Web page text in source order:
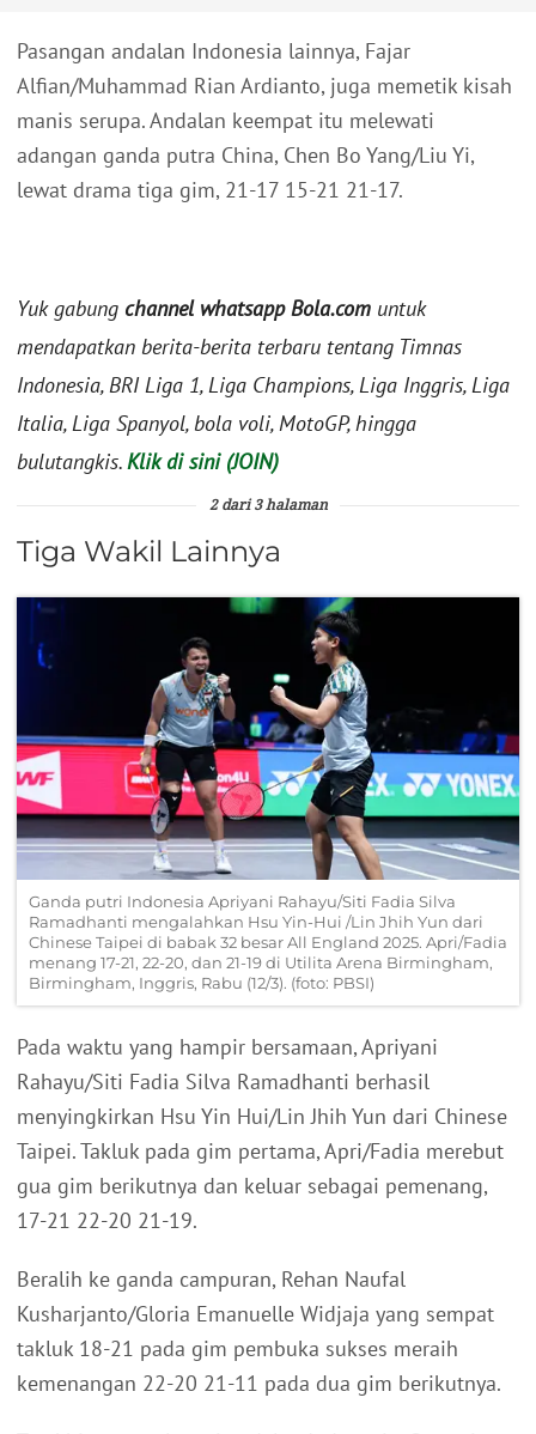
Pasangan andalan Indonesia lainnya, Fajar
Alfian/Muhammad Rian Ardianto, juga memetik kisah
manis serupa. Andalan keempat itu melewati
adangan ganda putra China, Chen Bo Yang/Liu Yi,
lewat drama tiga gim, 21-17 15-21 21-17.
Yuk gabung channel whatsapp Bola.com untuk
mendapatkan berita-berita terbaru tentang Timnas
Indonesia, BRI Liga 1, Liga Champions, Liga Inggris, Liga
Italia, Liga Spanyol, bola voli, MotoGP, hingga
bulutangkis.Klik di sini (JOIN)
2 dari 3 halaman
Tiga Wakil Lainnya
Ganda putri Indonesia Apriyani Rahayu/Siti Fadia Silva
Ramadhanti mengalahkan Hsu Yin-Hui /Lin Jhih Yun dari
Chinese Taipei di babak 32 besar All England 2025. Apri/Fadia
menang 17-21, 22-20, dan 21-19 di Utilita Arena Birmingham,
Birmingham, Inggris, Rabu (12/3). (foto: PBSI)
Pada waktu yang hampir bersamaan, Apriyani
Rahayu/Siti Fadia Silva Ramadhanti berhasil
menyingkirkan Hsu Yin Hui/Lin Jhih Yun dari Chinese
Taipei. Takluk pada gim pertama, Apri/Fadia merebut
gua gim berikutnya dan keluar sebagai pemenang,
17-21 22-20 21-19.
Beralih ke ganda campuran, Rehan Naufal
Kusharjanto/Gloria Emanuelle Widjaja yang sempat
takluk 18-21 pada gim pembuka sukses meraih
kemenangan 22-20 21-11 pada dua gim berikutnya.